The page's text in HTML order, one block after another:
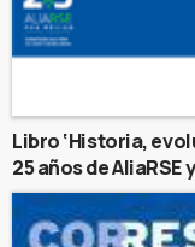
Libro ‘Historia,
25 años de